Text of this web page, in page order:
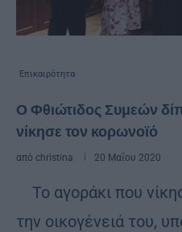
Επικαιρότητα
Ο Φθιώτιδος Συμεών
νίκησε τον κορωνοϊό
από christina 20 Μαΐου 2020
Το αγοράκι που
την οικογένειά του,